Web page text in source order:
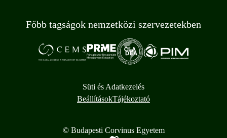
Főbb tagságok nemzetközi szervezetekben
Süti és Adatkezelés
BeállításokTájékoztató
© Budapesti Corvinus Egyetem